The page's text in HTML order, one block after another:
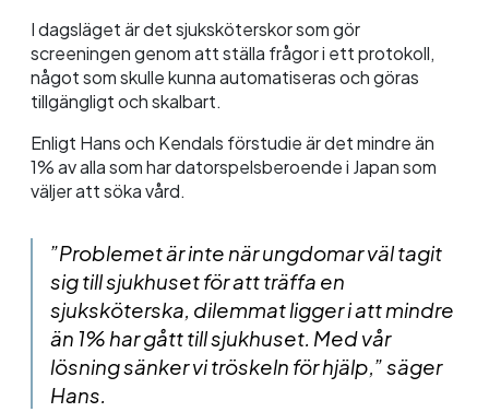
I dagsläget är det sjuksköterskor som gör
screeningen genom att ställa frågor i ett protokoll,
något som skulle kunna automatiseras och göras
tillgängligt och skalbart.
Enligt Hans och Kendals förstudie är det mindre än
1% av alla som har datorspelsberoende i Japan som
väljer att söka vård.
”Problemet är inte när ungdomar väl tagit
sig till sjukhuset för att träffa en
sjuksköterska, dilemmat ligger i att mindre
än 1% har gått till sjukhuset. Med vår
lösning sänker vi tröskeln för hjälp,” säger
Hans.